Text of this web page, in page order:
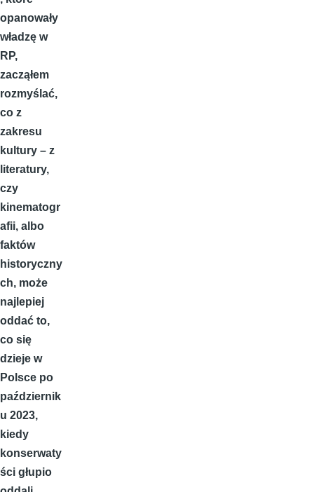
opanowały
władzę w
RP,
zacząłem
rozmyślać,
co z
zakresu
kultury – z
literatury,
czy
kinematogr
afii, albo
faktów
historyczny
ch, może
najlepiej
oddać to,
co się
dzieje w
Polsce po
październik
u 2023,
kiedy
konserwaty
ści głupio